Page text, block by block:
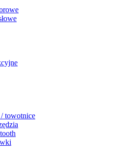
towotnice